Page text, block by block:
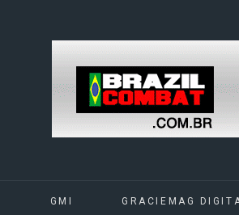
GMI GRACIEMAG